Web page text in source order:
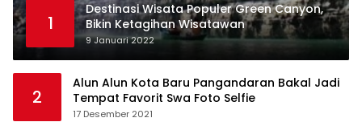
1
Destinasi Wisata Populer Green Canyon,
Bikin Ketagihan Wisatawan
9 Januari 2022
2
Alun Alun Kota Baru Pangandaran Bakal Jadi
Tempat Favorit Swa Foto Selfie
17 Desember 2021